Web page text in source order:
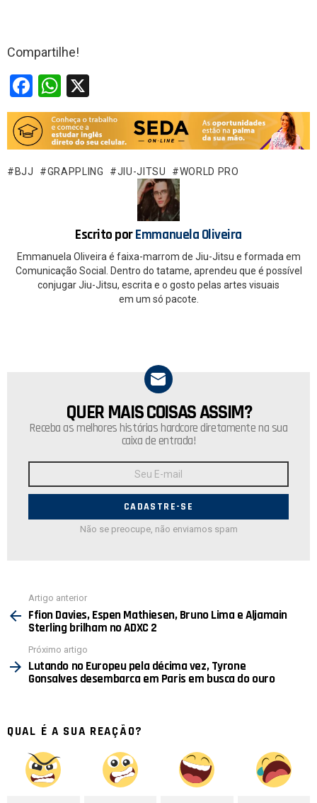
Compartilhe!
F
a
ce
b
o
W
h
at
s
A
BJJ GRAPPLING JIU-JITSU WORLD PRO
Escrito porEmmanuela Oliveira
Emmanuela Oliveira é faixa-marrom de Jiu-Jitsu e formada em
Comunicação Social. Dentro do tatame, aprendeu que é possível
conjugar Jiu-Jitsu, escrita e o gosto pelas artes visuais
em um só pacote.
NEWSLETTER
QUER MAIS COISAS ASSIM?
Receba as melhores histórias hardcore diretamente na sua
caixa de entrada!
E-
Não se preocupe, não enviamos spam
mais
Artigo anterior
Ffion Davies, Espen Mathiesen, Bruno Lima e Aljamain
Sterling brilham no ADXC 2
Próximo artigo
Lutando no Europeu pela décima vez, Tyrone
Gonsalves desembarca em Paris em busca do ouro
QUAL É A SUA REAÇÃO?